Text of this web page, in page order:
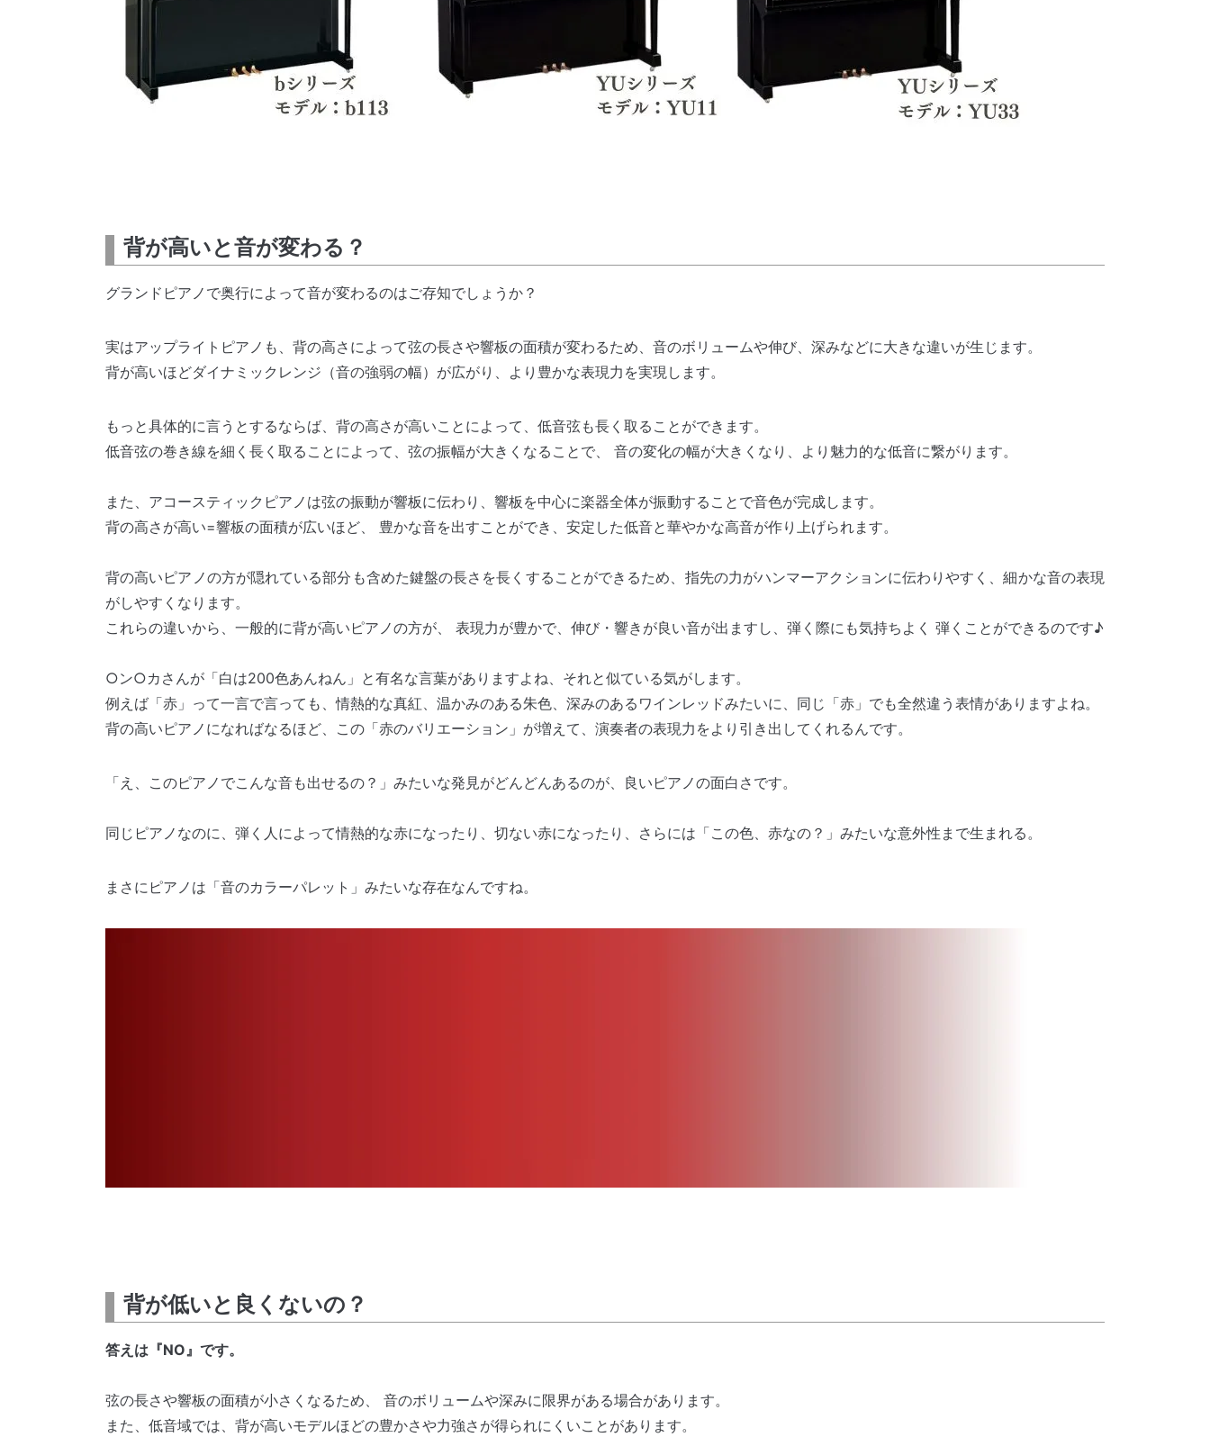
背が高いと音が変わる？
グランドピアノで奥行によって音が変わるのはご存知でしょうか？
実はアップライトピアノも、背の高さによって弦の長さや響板の面積が変わるため、音のボリュームや伸び、深みなどに大きな違いが生じます。
背が高いほどダイナミックレンジ（音の強弱の幅）が広がり、より豊かな表現力を実現します。
もっと具体的に言うとするならば、背の高さが高いことによって、低音弦も長く取ることができます。
低音弦の巻き線を細く長く取ることによって、弦の振幅が大きくなることで、 音の変化の幅が大きくなり、より魅力的な低音に繋がります。
また、アコースティックピアノは弦の振動が響板に伝わり、響板を中心に楽器全体が振動することで音色が完成します。
背の高さが高い=響板の面積が広いほど、 豊かな音を出すことができ、安定した低音と華やかな高音が作り上げられます。
背の高いピアノの方が隠れている部分も含めた鍵盤の長さを長くすることができるため、指先の力がハンマーアクションに伝わりやすく、細かな音の表現
がしやすくなります。
これらの違いから、一般的に背が高いピアノの方が、 表現力が豊かで、伸び・響きが良い音が出ますし、弾く際にも気持ちよく 弾くことができるのです♪
○ン○カさんが「白は200色あんねん」と有名な言葉がありますよね、それと似ている気がします。
例えば「赤」って一言で言っても、情熱的な真紅、温かみのある朱色、深みのあるワインレッドみたいに、同じ「赤」でも全然違う表情がありますよね。
背の高いピアノになればなるほど、この「赤のバリエーション」が増えて、演奏者の表現力をより引き出してくれるんです。
「え、このピアノでこんな音も出せるの？」みたいな発見がどんどんあるのが、良いピアノの面白さです。
同じピアノなのに、弾く人によって情熱的な赤になったり、切ない赤になったり、さらには「この色、赤なの？」みたいな意外性まで生まれる。
まさにピアノは「音のカラーパレット」みたいな存在なんですね。
背が低いと良くないの？
答えは『NO』です。
弦の長さや響板の面積が小さくなるため、 音のボリュームや深みに限界がある場合があります。
また、低音域では、背が高いモデルほどの豊かさや力強さが得られにくいことがあります。